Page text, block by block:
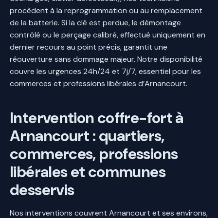
procèdent à la reprogrammation ou au remplacement
de la batterie. Si la clé est perdue, le démontage
contrôlé ou le perçage calibré, effectué uniquement en
dernier recours au point précis, garantit une
réouverture sans dommage majeur. Notre disponibilité
couvre les urgences 24h/24 et 7j/7, essentiel pour les
commerces et professions libérales d’Arnancourt.
Intervention coffre-fort à
Arnancourt : quartiers,
commerces, professions
libérales et communes
desservis
Nos interventions couvrent Arnancourt et ses environs,